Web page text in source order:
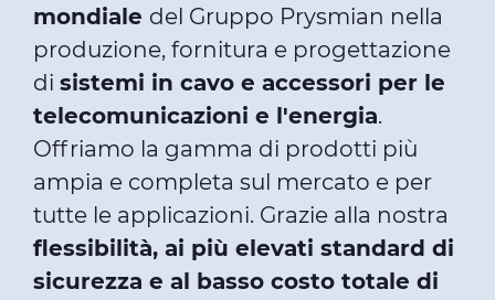
mondiale del Gruppo Prysmian nella
produzione, fornitura e progettazione
di sistemi in cavo e accessori per le
telecomunicazioni e l'energia.
Offriamo la gamma di prodotti più
ampia e completa sul mercato e per
tutte le applicazioni. Grazie alla nostra
flessibilità, ai più elevati standard di
sicurezza e al basso costo totale di